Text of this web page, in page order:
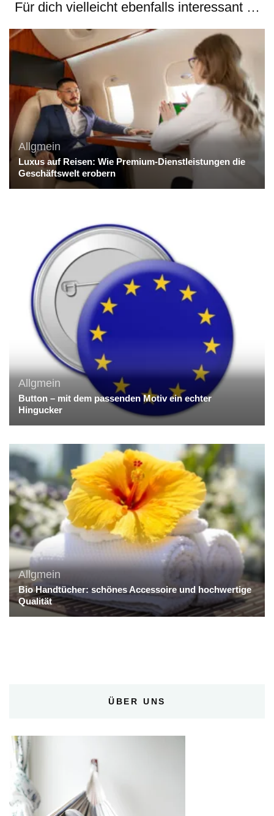
Für dich vielleicht ebenfalls interessant …
Allgmein
Luxus auf Reisen: Wie Premium-Dienstleistungen die
Geschäftswelt erobern
Allgmein
Button – mit dem passenden Motiv ein echter
Hingucker
Allgmein
Bio Handtücher: schönes Accessoire und hochwertige
Qualität
ÜBER UNS